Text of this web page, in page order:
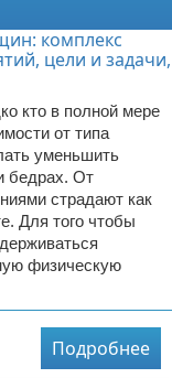
кто в полной мере
от типа
уменьшить
бедрах. От
страдают как
Для того чтобы
физическую
Подробнее